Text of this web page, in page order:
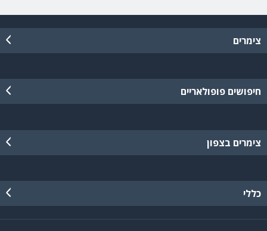
צימרים
חיפושים פופולאריים
צימרים בצפון
כללי